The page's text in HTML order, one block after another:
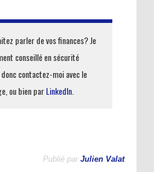
parler de vos finances? Je
conseillé en sécurité
contactez-moi avec le
ou bien parLinkedIn.
Publié par Julien Valat